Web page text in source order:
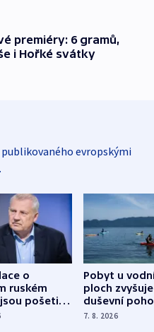
premiéry: 6 gramů,
i Hořké svátky
publikovaného evropskými
o
ruském
pošetilé,
Pobyt u
ploch zvyšuje
duševní
ukázala
7. 8. 2026